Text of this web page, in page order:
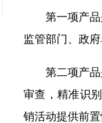
第一项产品是
监管部门、政
第二项产品是
审查，精准识
销活动提供前置